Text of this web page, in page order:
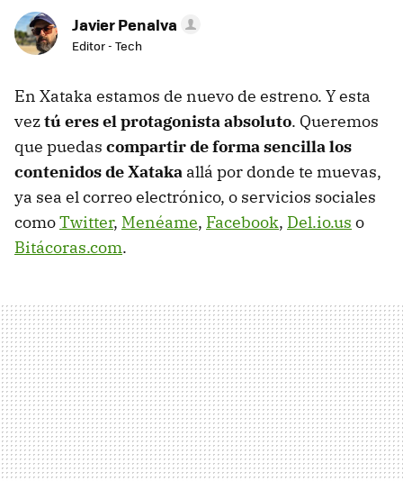
Javier Penalva
Editor - Tech
En Xataka estamos de nuevo de estreno. Y esta
veztú eres el protagonista absoluto. Queremos
que puedas compartir de forma sencilla los
contenidos de Xataka allá por donde te muevas,
ya sea el correo electrónico, o servicios sociales
comoTwitter, Menéame, Facebook, Del.io.us o
Bitácoras.com.